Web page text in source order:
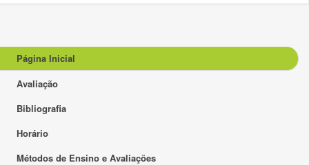
Página Inicial
Avaliação
Bibliografia
Horário
Métodos de Ensino e Avaliações